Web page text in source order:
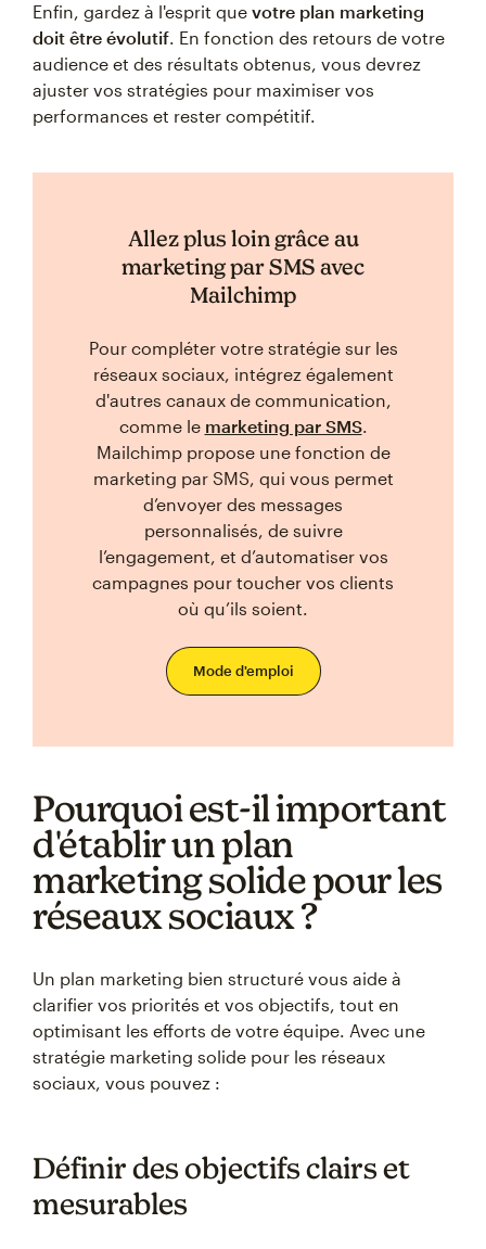
Enfin, gardez à l'esprit que votre plan marketing
doit être évolutif. En fonction des retours de votre
audience et des résultats obtenus, vous devrez
ajuster vos stratégies pour maximiser vos
performances et rester compétitif.
Allez plus loin grâce au
marketing par SMS avec
Mailchimp
Pour compléter votre stratégie sur les
réseaux sociaux, intégrez également
d'autres canaux de communication,
comme le marketing par SMS.
Mailchimp propose une fonction de
marketing par SMS, qui vous permet
d’envoyer des messages
personnalisés, de suivre
l’engagement, et d’automatiser vos
campagnes pour toucher vos clients
où qu’ils soient.
Mode d'emploi
Pourquoi est-il important
d'établir un plan
marketing solide pour les
réseaux sociaux ?
Un plan marketing bien structuré vous aide à
clarifier vos priorités et vos objectifs, tout en
optimisant les efforts de votre équipe. Avec une
stratégie marketing solide pour les réseaux
sociaux, vous pouvez :
Définir des objectifs clairs et
mesurables